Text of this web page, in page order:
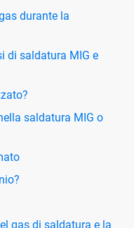
durante la
di saldatura MIG e
saldatura MIG o
gas di saldatura e la